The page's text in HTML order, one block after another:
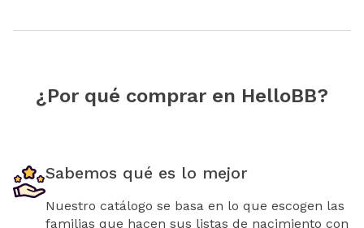
¿Por qué comprar en HelloBB?
Sabemos qué es lo mejor
Nuestro catálogo se basa en lo que escogen las
familias que hacen sus listas de nacimiento con